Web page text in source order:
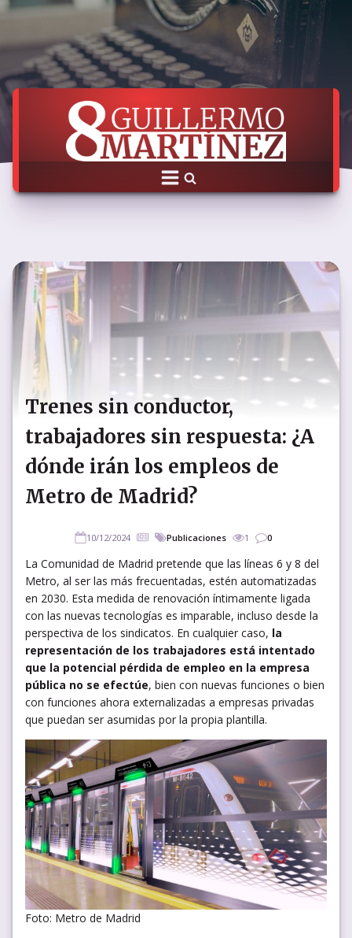
Trenes sin conductor,
trabajadores sin respuesta: ¿A
dónde irán los empleos de
Metro de Madrid?
10/12/2024 Publicaciones 1 0
La Comunidad de Madrid pretende que las líneas 6 y 8 del
Metro, al ser las más frecuentadas, estén automatizadas
en 2030. Esta medida de renovación íntimamente ligada
con las nuevas tecnologías es imparable, incluso desde la
perspectiva de los sindicatos. En cualquier caso, la
representación de los trabajadores está intentado
que la potencial pérdida de empleo en la empresa
pública no se efectúe, bien con nuevas funciones o bien
con funciones ahora externalizadas a empresas privadas
que puedan ser asumidas por la propia plantilla.
Foto: Metro de Madrid